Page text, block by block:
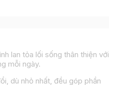
lan tỏa lối sống thân thiện với
mỗi ngày.
dù nhỏ nhất, đều góp phần